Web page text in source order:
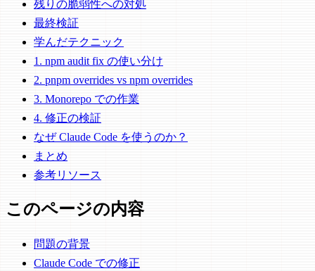
残りの脆弱性への対処
最終検証
学んだテクニック
1. npm audit fix の使い分け
2. pnpm overrides vs npm overrides
3. Monorepo での作業
4. 修正の検証
なぜ Claude Code を使うのか？
まとめ
参考リソース
このページの内容
問題の背景
Claude Code での修正